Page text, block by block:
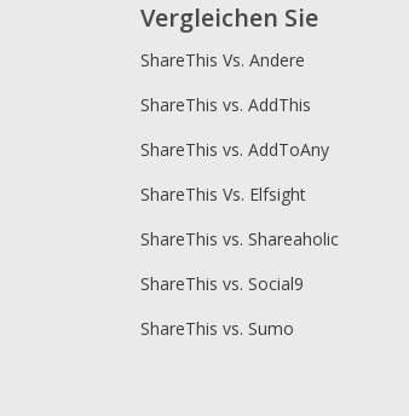
Vergleichen Sie
ShareThis Vs. Andere
ShareThis vs. AddThis
ShareThis vs. AddToAny
ShareThis Vs. Elfsight
ShareThis vs. Shareaholic
ShareThis vs. Social9
ShareThis vs. Sumo